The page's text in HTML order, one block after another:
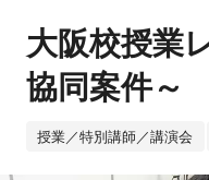
大阪校授業
協同案件～
授業／特別講師／講演会